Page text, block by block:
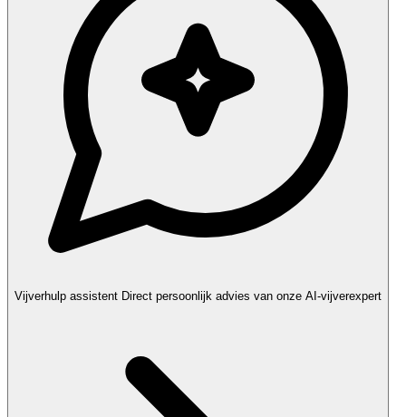
Vijverhulp assistent Direct persoonlijk advies van onze AI-vijverexpert